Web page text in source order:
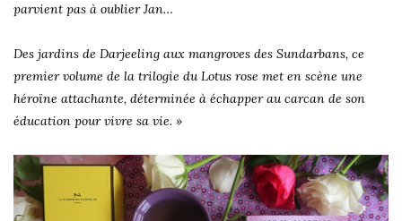
parvient pas à oublier Jan…
Des jardins de Darjeeling aux mangroves des Sundarbans, ce
premier volume de la trilogie du Lotus rose met en scène une
héroïne attachante, déterminée à échapper au carcan de son
éducation pour vivre sa vie. »